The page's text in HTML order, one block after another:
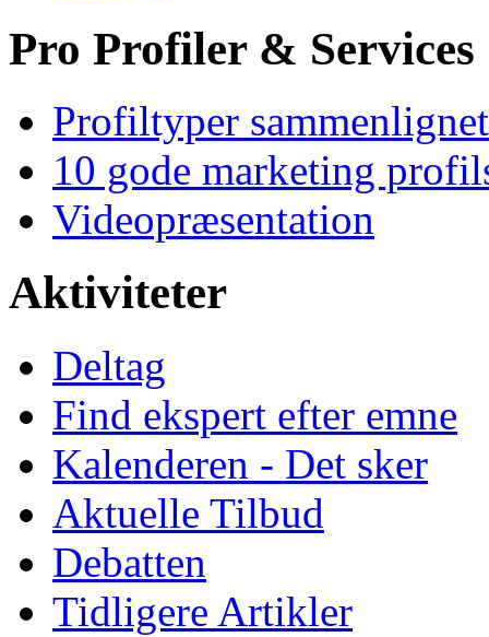
Pro Profiler & Services
Profiltyper sammenlignet
10 gode marketing
Videopræsentation
Aktiviteter
Deltag
Find ekspert efter emne
Kalenderen - Det sker
Aktuelle Tilbud
Debatten
Tidligere Artikler